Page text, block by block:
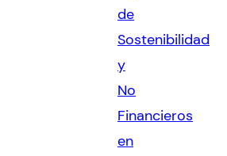
de
Sostenibilidad
y
No
Financieros
en